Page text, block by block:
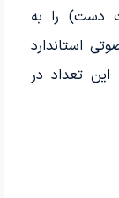
دست) را به
استاندارد
این تعداد در